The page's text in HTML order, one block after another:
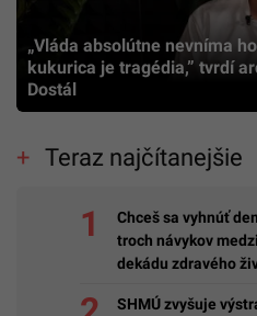
„Vláda absolútne nevníma
kukurica je tragédia,” tvrdí
Dostál
Teraz najčítanejšie
Chceš sa vyhnúť
troch návykov
dekádu zdravého
SHMÚ zvyšuje